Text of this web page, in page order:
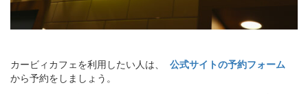
カービィカフェを利用したい人は、 公式サイトの予約フォーム
から予約をしましょう。